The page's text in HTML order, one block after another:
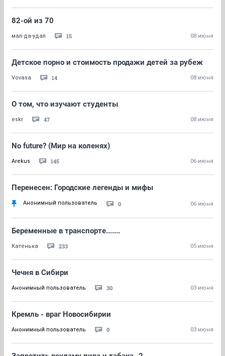
82-ой из 70
мал-да-удал 15 08 июня
Детское порно и стоимость продажи детей за рубеж
Vovasa 14 08 июня
О том, что изучают студенты
eskr 47 08 июня
No future? (Мир на коленях)
Arekus 145 06 июня
Перенесен: Городские легенды и мифы
Анонимный пользователь 0 06 июня
Беременные в транспорте.......
Катенька 233 05 июня
Чечня в Сибири
Анонимный пользователь 30 03 июня
Кремль - враг Новосибирии
Анонимный пользователь 0 03 июня